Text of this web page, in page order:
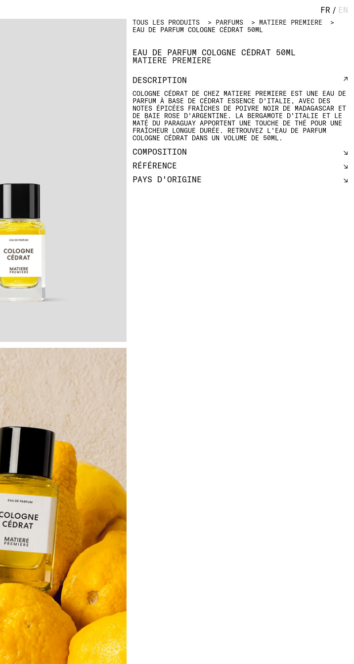
FR / EN
TOUS LES PRODUITS PARFUMS
MATIERE PREMIERE
EAU DE PARFUM COLOGNE CÉDRAT 50ML
EAU DE PARFUM COLOGNE CÉDRAT 50ML
MATIERE PREMIERE
DESCRIPTION
COLOGNE CÉDRAT DE CHEZ MATIERE PREMIERE EST UNE EAU DE
PARFUM À BASE DE CÉDRAT ESSENCE D'ITALIE, AVEC DES
NOTES ÉPICÉES FRAÎCHES DE POIVRE NOIR DE MADAGASCAR ET
DE BAIE ROSE D'ARGENTINE. LA BERGAMOTE D'ITALIE ET LE
MATÉ DU PARAGUAY APPORTENT UNE TOUCHE DE THÉ POUR UNE
FRAÎCHEUR LONGUE DURÉE. RETROUVEZ L'EAU DE PARFUM
COLOGNE CÉDRAT DANS UN VOLUME DE 50ML.
COMPOSITION
RÉFÉRENCE
PAYS D'ORIGINE